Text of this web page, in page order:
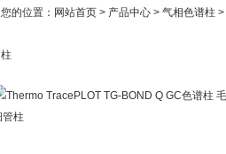
您的位置： 网站首页 > 产品中心 > 气相色谱柱 >
柱